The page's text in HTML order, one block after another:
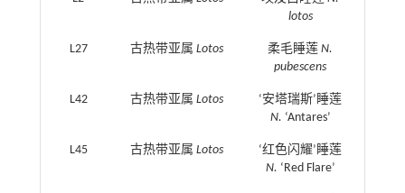
lotos
L27 古热带亚属 Lotos 柔毛睡莲N.
pubescens
L42 古热带亚属 Lotos
‘安塔瑞斯’睡莲
N. ‘Antares’
L45 古热带亚属 Lotos
‘红色闪耀’睡莲
N. ‘Red Flare’